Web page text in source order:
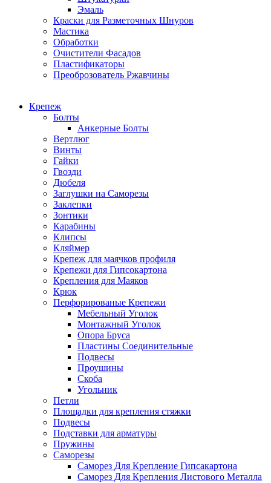
Эмаль
Краски для Разметочных Шнуров
Мастика
Обработки
Очистители Фасадов
Пластификаторы
Преоброзователь Ржавчины
Крепеж
Болты
Анкерные Болты
Вертлюг
Винты
Гайки
Гвозди
Дюбеля
Заглушки на Саморезы
Заклепки
Зонтики
Карабины
Клипсы
Кляймер
Крепеж для маячков профиля
Крепежи для Гипсокартона
Крепления для Маяков
Крюк
Перфорированые Крепежи
Мебельный Уголок
Монтажный Уголок
Опора Бруса
Пластины Соединительные
Подвесы
Проушины
Скоба
Угольник
Петли
Площадки для крепления стяжки
Подвесы
Подставки для арматуры
Пружины
Саморезы
Саморез Для Крепление Гипсакартона
Саморез Для Крепления Листового Металла